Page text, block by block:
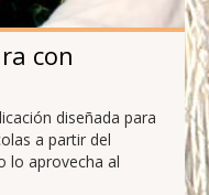
con
diseñada para
a partir del
lo aprovecha al